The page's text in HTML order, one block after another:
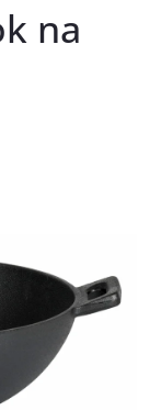
na